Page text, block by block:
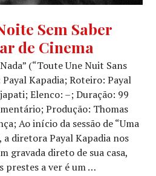
Sem Saber
de Cinema
(“Toute Une Nuit Sans
Kapadia; Roteiro: Payal
Elenco: –; Duração: 99
Produção: Thomas
Ao início da sessão de “Uma
a diretora Payal Kapadia nos
gravada direto de sua casa,
prestes a ver é um …